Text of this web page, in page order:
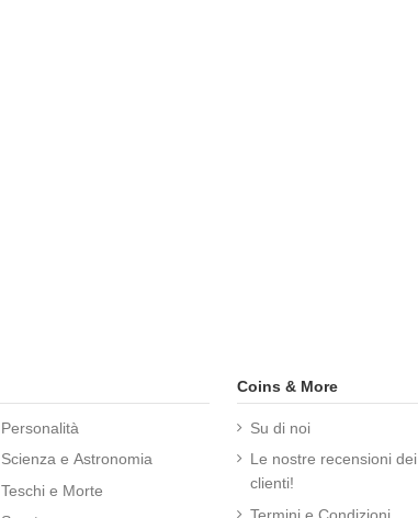
Personalità
Scienza e Astronomia
Teschi e Morte
Coins & More
Su di noi
Le nostre recensioni dei
clienti!
Termini e Condizioni